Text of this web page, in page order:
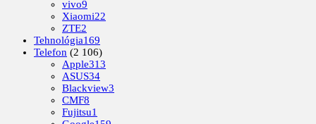
vivo9
Xiaomi22
ZTE2
Tehnológia169
Telefon (2 106)
Apple313
ASUS34
Blackview3
CMF8
Fujitsu1